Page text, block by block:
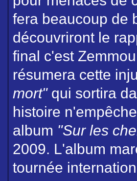
fera beaucoup de
découvriront le
final c'est
résumera cette
mort"qui sortira
histoire
album "Sur les
2009. L'album
tournée